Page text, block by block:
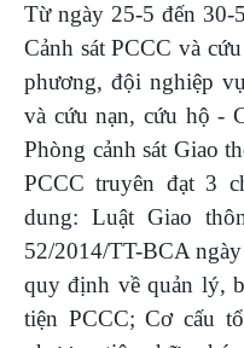
Từ ngày 25-5 đến
Cảnh sát PCCC và
phương, đội nghiệp
và cứu nạn, cứu hộ -
Phòng cảnh sát Giao
PCCC truyên đạt 3
dung: Luật Giao
52/2014/TT-BCA
quy định về quản lý,
tiện PCCC; Cơ cấu